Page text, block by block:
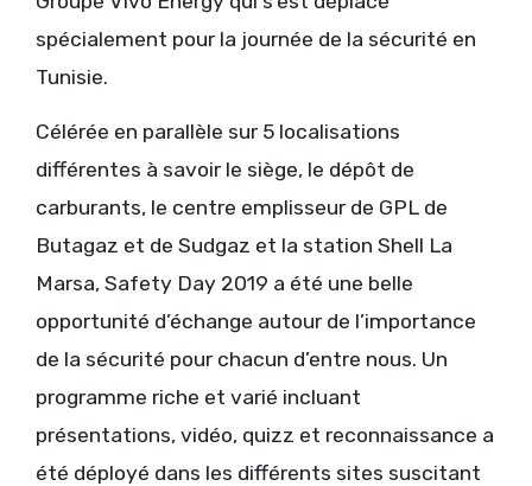
spécialement pour la journée de la sécurité en
Tunisie.
Célérée en parallèle sur 5 localisations
différentes à savoir le siège, le dépôt de
carburants, le centre emplisseur de GPL de
Butagaz et de Sudgaz et la station Shell La
Marsa, Safety Day 2019 a été une belle
opportunité d’échange autour de l’importance
de la sécurité pour chacun d’entre nous. Un
programme riche et varié incluant
présentations, vidéo, quizz et reconnaissance a
été déployé dans les différents sites suscitant